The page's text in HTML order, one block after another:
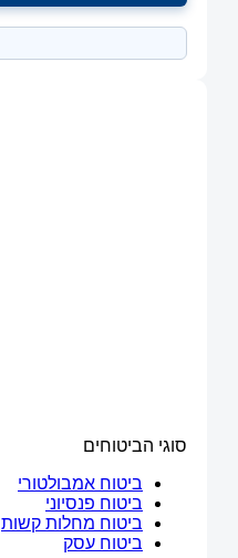
סוגי הביטוחים
ביטוח אמבולטורי
ביטוח פנסיוני
ביטוח מחלות קשות
ביטוח עסק